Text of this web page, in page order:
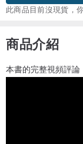
此商品目前沒現貨，
商品介紹
本書的完整視頻評論